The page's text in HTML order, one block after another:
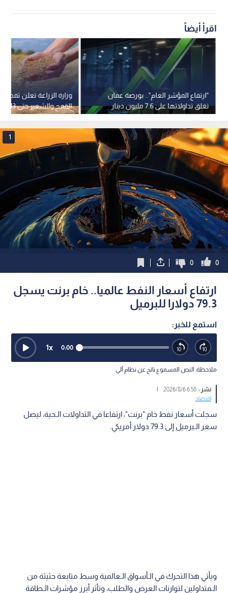
اقرأ أيضاً
وزارة الزراعة تعلن تمديد
القمح والشعير حتى 13 آب
"ارتفاع المؤشر العام".. بورصة عمان
تغلق تداولاتها على 7.6 مليون دينار
1
0
0
ارتفاع أسعار النفط عالميا.. خام برنت يسجل
79.3 دولارا للبرميل
استمع للخبر:
0:00
1x
ملاحظة: النص المسموع ناتج عن نظام آلي
نشر :6:58 2026/8/6
اقتصاد
سجلت أسعار نفط خام "برنت"، ارتفاعا في التداولات الـحية، ليصل
سعر الـبرميل إلى 79.3 دولار أمريكي.
ويأتي هذا التحرك في الـأسواق الـعالمية وسط متابعة حثيثة من
الـمتداولين لتوازنات العرض والطلب، وتأثر أبرز مؤشرات الـطاقة